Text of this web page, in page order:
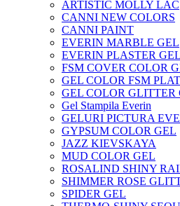
ARTISTIC MOLLY LAC
CANNI NEW COLORS
CANNI PAINT
EVERIN MARBLE GEL
EVERIN PLASTER GEL
FSM COVER COLOR
GEL COLOR FSM
GEL COLOR GLITTER
Gel Stampila Everin
GELURI PICTURA
GYPSUM COLOR GEL
JAZZ KIEVSKAYA
MUD COLOR GEL
ROSALIND SHINY
SHIMMER ROSE
SPIDER GEL